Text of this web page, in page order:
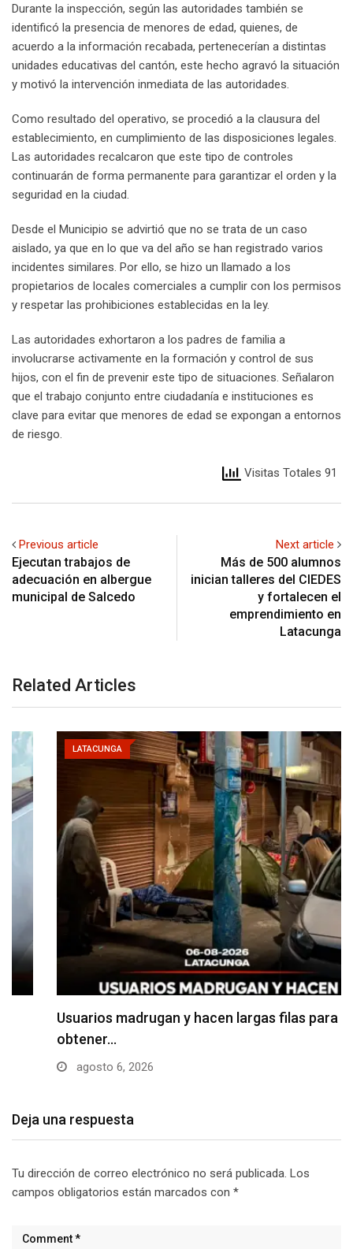
Durante la inspección, según las autoridades también se
identificó la presencia de menores de edad, quienes, de
acuerdo a la información recabada, pertenecerían a distintas
unidades educativas del cantón, este hecho agravó la situación
y motivó la intervención inmediata de las autoridades.
Como resultado del operativo, se procedió a la clausura del
establecimiento, en cumplimiento de las disposiciones legales.
Las autoridades recalcaron que este tipo de controles
continuarán de forma permanente para garantizar el orden y la
seguridad en la ciudad.
Desde el Municipio se advirtió que no se trata de un caso
aislado, ya que en lo que va del año se han registrado varios
incidentes similares. Por ello, se hizo un llamado a los
propietarios de locales comerciales a cumplir con los permisos
y respetar las prohibiciones establecidas en la ley.
Las autoridades exhortaron a los padres de familia a
involucrarse activamente en la formación y control de sus
hijos, con el fin de prevenir este tipo de situaciones. Señalaron
que el trabajo conjunto entre ciudadanía e instituciones es
clave para evitar que menores de edad se expongan a entornos
de riesgo.
Visitas Totales 91
Previous article
Ejecutan trabajos de
adecuación en albergue
municipal de Salcedo
Next article
Más de 500 alumnos
inician talleres del CIEDES
y fortalecen el
emprendimiento en
Latacunga
Related Articles
LATACUNGA
Usuarios madrugan y hacen largas filas para
obtener…
agosto 6, 2026
Deja una respuesta
Tu dirección de correo electrónico no será publicada. Los
campos obligatorios están marcados con *